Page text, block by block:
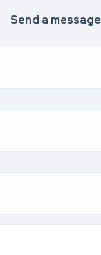
Send a message